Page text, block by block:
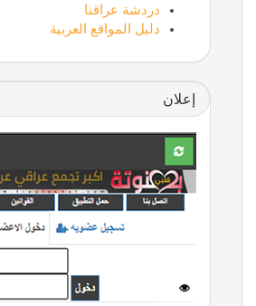
دردشة عراقنا
دليل المواقع العربية
إعلان